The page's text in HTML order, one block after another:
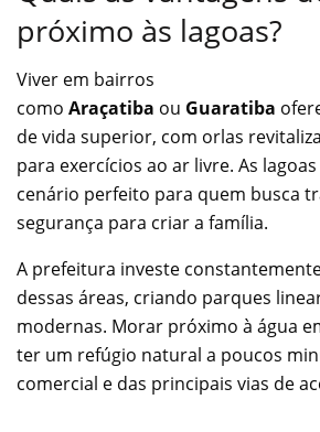
próximo às lagoas?
Viver em bairros
como Araçatiba ou Guaratiba
de vida superior, com orlas
para exercícios ao ar livre. As
cenário perfeito para quem busca
segurança para criar a família.
A prefeitura investe
dessas áreas, criando parques
modernas. Morar próximo à água
ter um refúgio natural a poucos
comercial e das principais vias de